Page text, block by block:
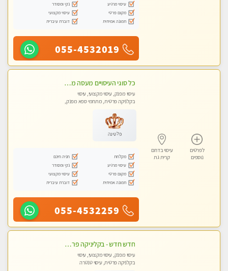
עיסוי מרגיע
נקי ומסודר
מקום פרטי
עיסוי מקצועי
תמונה אמיתית
דוברת עיברית
055-4532019
לפרטים
נוספים
עיסוי בדרום
קרית גת
כל סוגי העיסויים מעסה מקצועית ואיכותית פרטי!!!בבאר שבע
עיסוי מפנק, עיסוי מקצועי, עיסוי
בקלניקה פרטית, מתחמי ספא מפנק,
פלטינה
מקלחת
חניה חינם
עיסוי מרגיע
נקי ומסודר
מקום פרטי
עיסוי מקצועי
תמונה אמיתית
דוברת עיברית
055-4532259
חדש חדש - בקליניקה פרטית בקרית גת עיסוי לחידוש אנרגיות עיסוי חלומי מומלץ מאוד !
עיסוי מפנק, עיסוי מקצועי, עיסוי
בקלניקה פרטית, עיסוי טנטרה